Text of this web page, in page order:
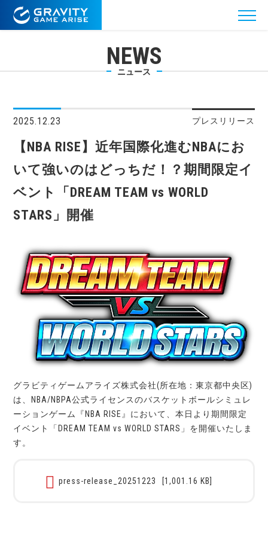
NEWS
ニュース
2025.12.23 プレスリリース
【NBA RISE】近年国際化進むNBAにお
いて強いのはどっちだ！？期間限定イ
ベント「DREAM TEAM vs WORLD
STARS」開催
グラビティゲームアライズ株式会社(所在地：東京都中央区)
は、NBA/NBPA公式ライセンスのバスケットボールシミュレ
ーションゲーム『NBA RISE』において、本日より期間限定
イベント「DREAM TEAM vs WORLD STARS」を開催いたしま
す。
press-release_20251223 [1,001.16 KB]